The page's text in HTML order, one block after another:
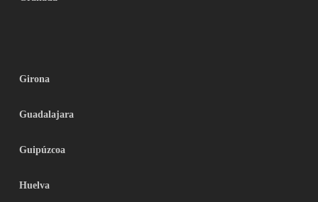
Girona
Guadalajara
Guipúzcoa
Huelva